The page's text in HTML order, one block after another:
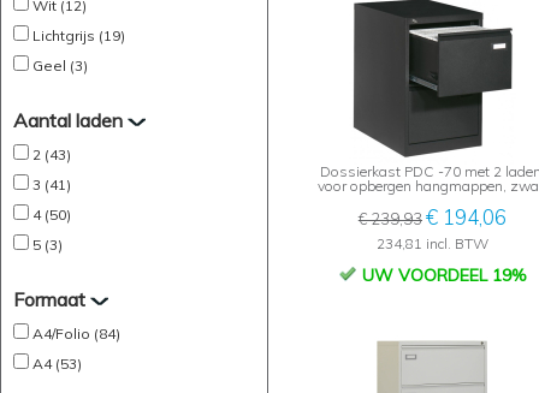
Wit (12)
Lichtgrijs (19)
Geel (3)
Aantal laden
2 (43)
3 (41)
4 (50)
5 (3)
Formaat
A4/Folio (84)
A4 (53)
Dossierkast PDC -70 met 2
voor opbergen hangmappen,
€ 239,93€ 194,06
234,81 incl. BTW
UW VOORDEEL 19%